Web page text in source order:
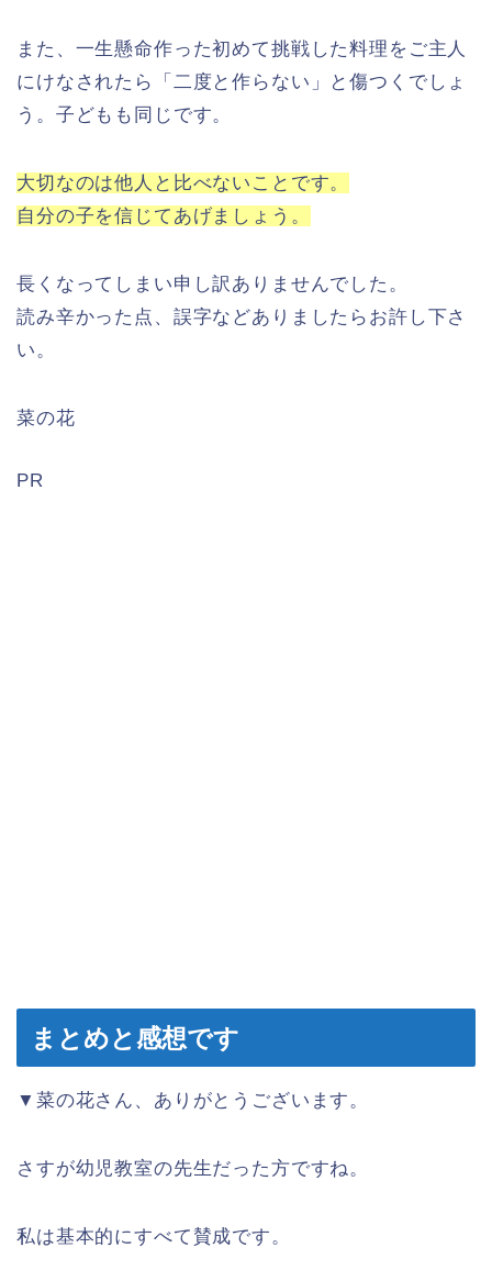
また、一生懸命作った初めて挑戦した料理をご主人
にけなされたら「二度と作らない」と傷つくでしょ
う。子どもも同じです。
大切なのは他人と比べないことです。
自分の子を信じてあげましょう。
長くなってしまい申し訳ありませんでした。
読み辛かった点、誤字などありましたらお許し下さ
い。
菜の花
PR
まとめと感想です
▼菜の花さん、ありがとうございます。
さすが幼児教室の先生だった方ですね。
私は基本的にすべて賛成です。